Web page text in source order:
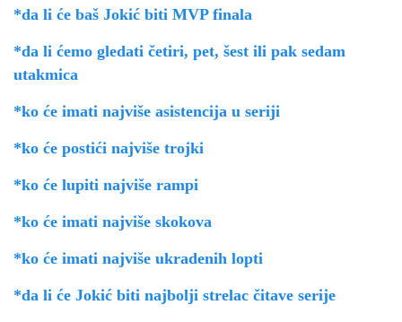
*da li će baš Jokić biti MVP finala
*da li ćemo gledati četiri, pet, šest ili pak sedam
utakmica
*ko će imati najviše asistencija u seriji
*ko će postići najviše trojki
*ko će lupiti najviše rampi
*ko će imati najviše skokova
*ko će imati najviše ukradenih lopti
*da li će Jokić biti najbolji strelac čitave serije